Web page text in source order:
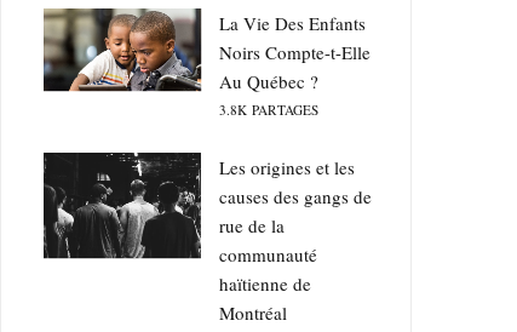
La Vie Des Enfants
Noirs Compte-t-Elle
Au Québec ?
3.8K PARTAGES
Les origines et les
causes des gangs de
rue de la
communauté
haïtienne de
Montréal